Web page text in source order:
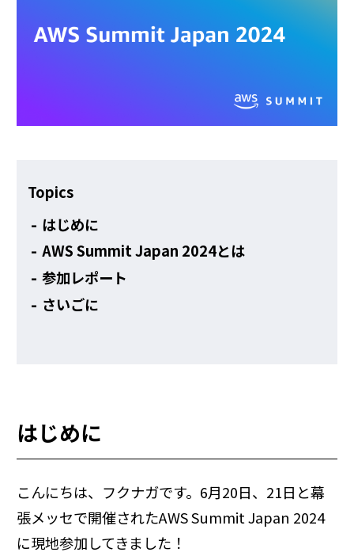
その他
Topics
はじめに
AWS Summit Japan 2024とは
参加レポート
さいごに
はじめに
こんにちは、フクナガです。6月20日、21日と幕
張メッセで開催されたAWS Summit Japan 2024
に現地参加してきました！